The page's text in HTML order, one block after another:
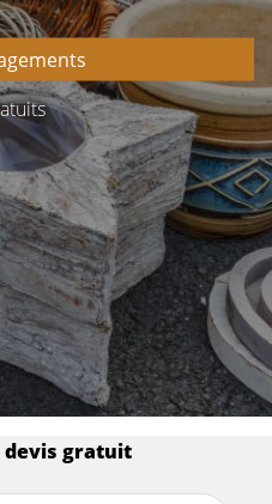
devis gratuit